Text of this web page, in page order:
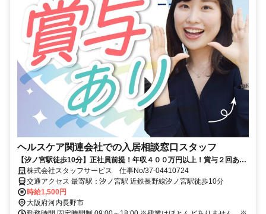
ヘルスケア関連会社での入居相談窓口スタッフ
【汐ノ宮駅徒歩10分】正社員前提！年収４００万円以上！賞与２回あ
り！見学対応など！
株式会社スタッフサービス 仕事No/37-04410724
交通アクセス 最寄駅：汐ノ宮駅 近鉄長野線汐ノ宮駅徒歩10分
時給1,500円
大阪府河内長野市